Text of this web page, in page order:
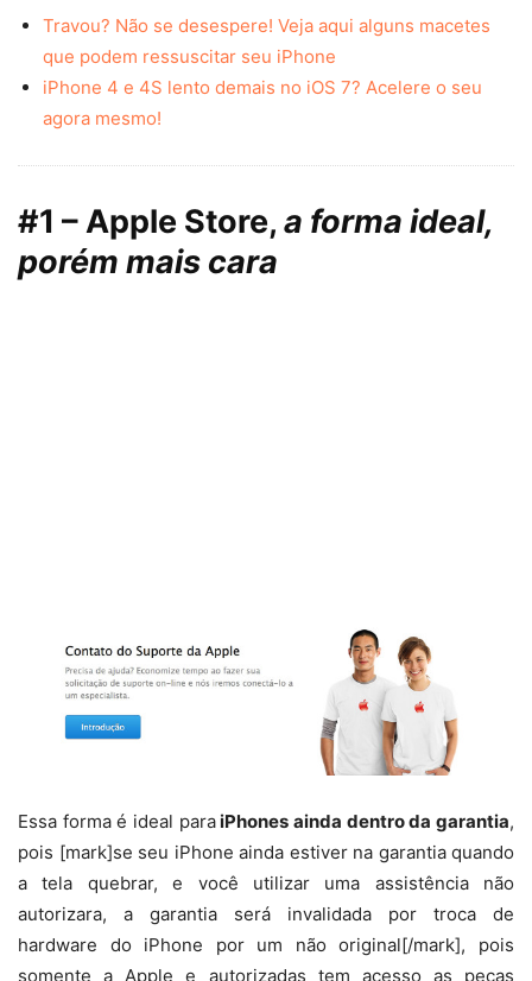
Travou? Não se desespere! Veja aqui alguns macetes
que podem ressuscitar seu iPhone
iPhone 4 e 4S lento demais no iOS 7? Acelere o seu
agora mesmo!
#1 – Apple Store, a forma ideal,
porém mais cara
Essa forma é ideal paraiPhones ainda dentro da garantia,
pois [mark]se seu iPhone ainda estiver na garantia quando
a tela quebrar, e você utilizar uma assistência não
autorizara, a garantia será invalidada por troca de
hardware do iPhone por um não original[/mark], pois
somente a Apple e autorizadas tem acesso as peças